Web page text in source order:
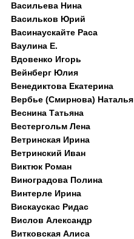
Васильева Нина
Васильков Юрий
Васинаускайте Раса
Ваулина Е.
Вдовенко Игорь
Вейнберг Юлия
Венедиктова Екатерина
Вербье (Смирнова) Наталья
Веснина Татьяна
Вестергольм Лена
Ветринская Ирина
Ветринский Иван
Виктюк Роман
Виноградова Полина
Винтерле Ирина
Вискаускас Ридас
Вислов Александр
Витковская Алиса